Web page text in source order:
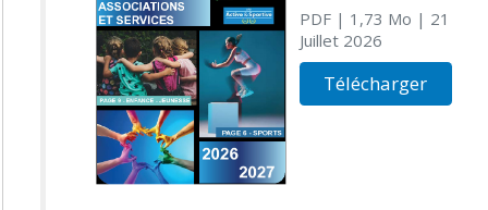
PDF| 1,73 Mo | 21
Juillet 2026
Télécharger